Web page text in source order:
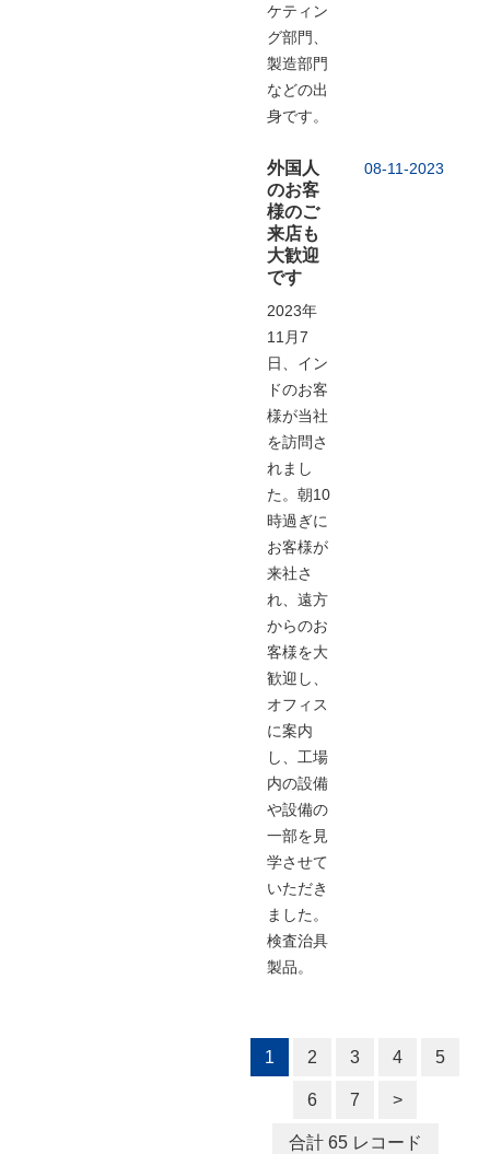
ケティン
グ部門、
製造部門
などの出
身です。
08-11-2023
外国人
のお客
様のご
来店も
大歓迎
です
2023年
11月7
日、イン
ドのお客
様が当社
を訪問さ
れまし
た。朝10
時過ぎに
お客様が
来社さ
れ、遠方
からのお
客様を大
歓迎し、
オフィス
に案内
し、工場
内の設備
や設備の
一部を見
学させて
いただき
ました。
検査治具
製品。
1 2 3 4 5
6 7 >
合計 65 レコード